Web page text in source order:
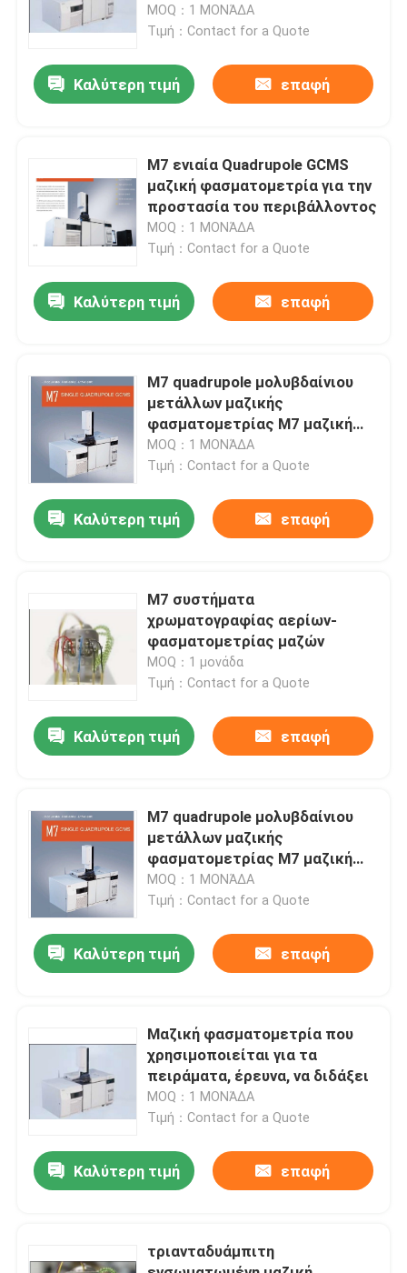
Σπίτι
Περίπου εμείς
Γύρος εργοστασίων
Ποιοτικός έλεγχος
Μας ελάτε σε επαφή με
Ζητήστε ένα απόσπασμα
Spectrophotometer ατομικής απορρόφησης
Ατομικό φασματόμετρο φθορισμού
επίδοσης
MOQ：1 ΜΟΝΆΔΑ
Τιμή：Contact for a Quote
Καλύτερη τιμή επαφή
M7 ενιαία Quadrupole GCMS
μαζική φασματομετρία για την
προστασία του περιβάλλοντος
MOQ：1 ΜΟΝΆΔΑ
Τιμή：Contact for a Quote
Καλύτερη τιμή επαφή
M7 quadrupole μολυβδαίνιου
μετάλλων μαζικής
φασματομετρίας M7 μαζική
συσκευή ανάλυσης
MOQ：1 ΜΟΝΆΔΑ
Τιμή：Contact for a Quote
Καλύτερη τιμή επαφή
M7 συστήματα
χρωματογραφίας αερίων-
φασματομετρίας μαζών
MOQ：1 μονάδα
Τιμή：Contact for a Quote
Καλύτερη τιμή επαφή
M7 quadrupole μολυβδαίνιου
μετάλλων μαζικής
φασματομετρίας M7 μαζική
συσκευή ανάλυσης
MOQ：1 ΜΟΝΆΔΑ
Τιμή：Contact for a Quote
Καλύτερη τιμή επαφή
Μαζική φασματομετρία που
χρησιμοποιείται για τα
πειράματα, έρευνα, να διδάξει
MOQ：1 ΜΟΝΆΔΑ
Τιμή：Contact for a Quote
Καλύτερη τιμή επαφή
τριανταδυάμπιτη